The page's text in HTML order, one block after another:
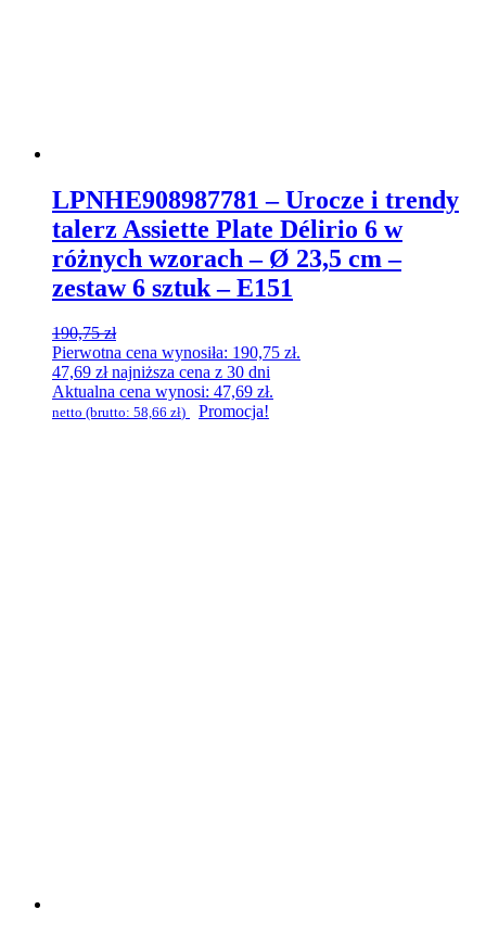
LPNHE908987781 – Urocze i trendy
talerz Assiette Plate Délirio 6 w
różnych wzorach – Ø 23,5 cm –
zestaw 6 sztuk – E151
190,75zł
Pierwotna cena wynosiła: 190,75 zł.
47,69 złnajniższa cena z 30 dni
Aktualna cena wynosi: 47,69 zł.
netto (brutto: 58,66 zł) Promocja!